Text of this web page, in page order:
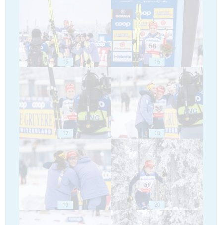
15 16
17 18
19 20